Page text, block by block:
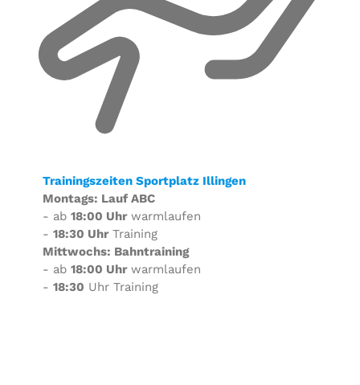
Trainingszeiten Sportplatz Illingen
Montags: Lauf ABC
- ab 18:00 Uhrwarmlaufen
- 18:30 UhrTraining
Mittwochs: Bahntraining
- ab 18:00 Uhrwarmlaufen
- 18:30 Uhr Training